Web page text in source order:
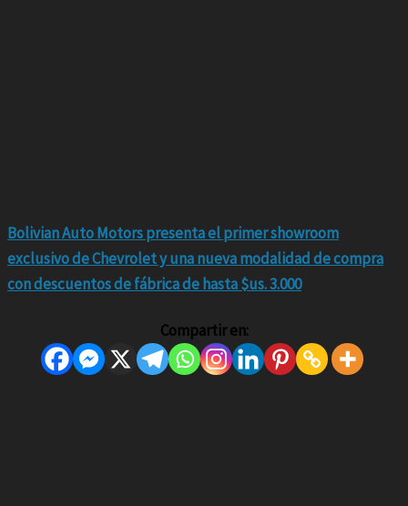
Bolivian Auto Motors presenta el primer showroom
exclusivo de Chevrolet y una nueva modalidad de compra
con descuentos de fábrica de hasta $us. 3.000
Compartir en: